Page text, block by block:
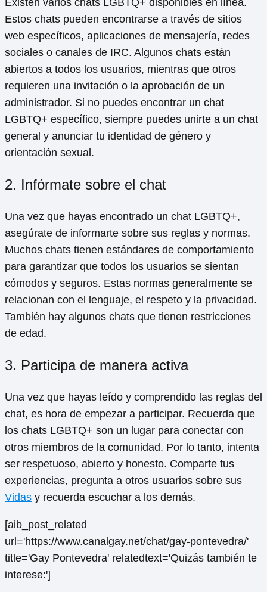
Existen varios chats LGBTQ+ disponibles en línea.
Estos chats pueden encontrarse a través de sitios
web específicos, aplicaciones de mensajería, redes
sociales o canales de IRC. Algunos chats están
abiertos a todos los usuarios, mientras que otros
requieren una invitación o la aprobación de un
administrador. Si no puedes encontrar un chat
LGBTQ+ específico, siempre puedes unirte a un chat
general y anunciar tu identidad de género y
orientación sexual.
2. Infórmate sobre el chat
Una vez que hayas encontrado un chat LGBTQ+,
asegúrate de informarte sobre sus reglas y normas.
Muchos chats tienen estándares de comportamiento
para garantizar que todos los usuarios se sientan
cómodos y seguros. Estas normas generalmente se
relacionan con el lenguaje, el respeto y la privacidad.
También hay algunos chats que tienen restricciones
de edad.
3. Participa de manera activa
Una vez que hayas leído y comprendido las reglas del
chat, es hora de empezar a participar. Recuerda que
los chats LGBTQ+ son un lugar para conectar con
otros miembros de la comunidad. Por lo tanto, intenta
ser respetuoso, abierto y honesto. Comparte tus
experiencias, pregunta a otros usuarios sobre sus
Vidas y recuerda escuchar a los demás.
[aib_post_related
url='https://www.canalgay.net/chat/gay-pontevedra/'
title='Gay Pontevedra' relatedtext='Quizás también te
interese:']